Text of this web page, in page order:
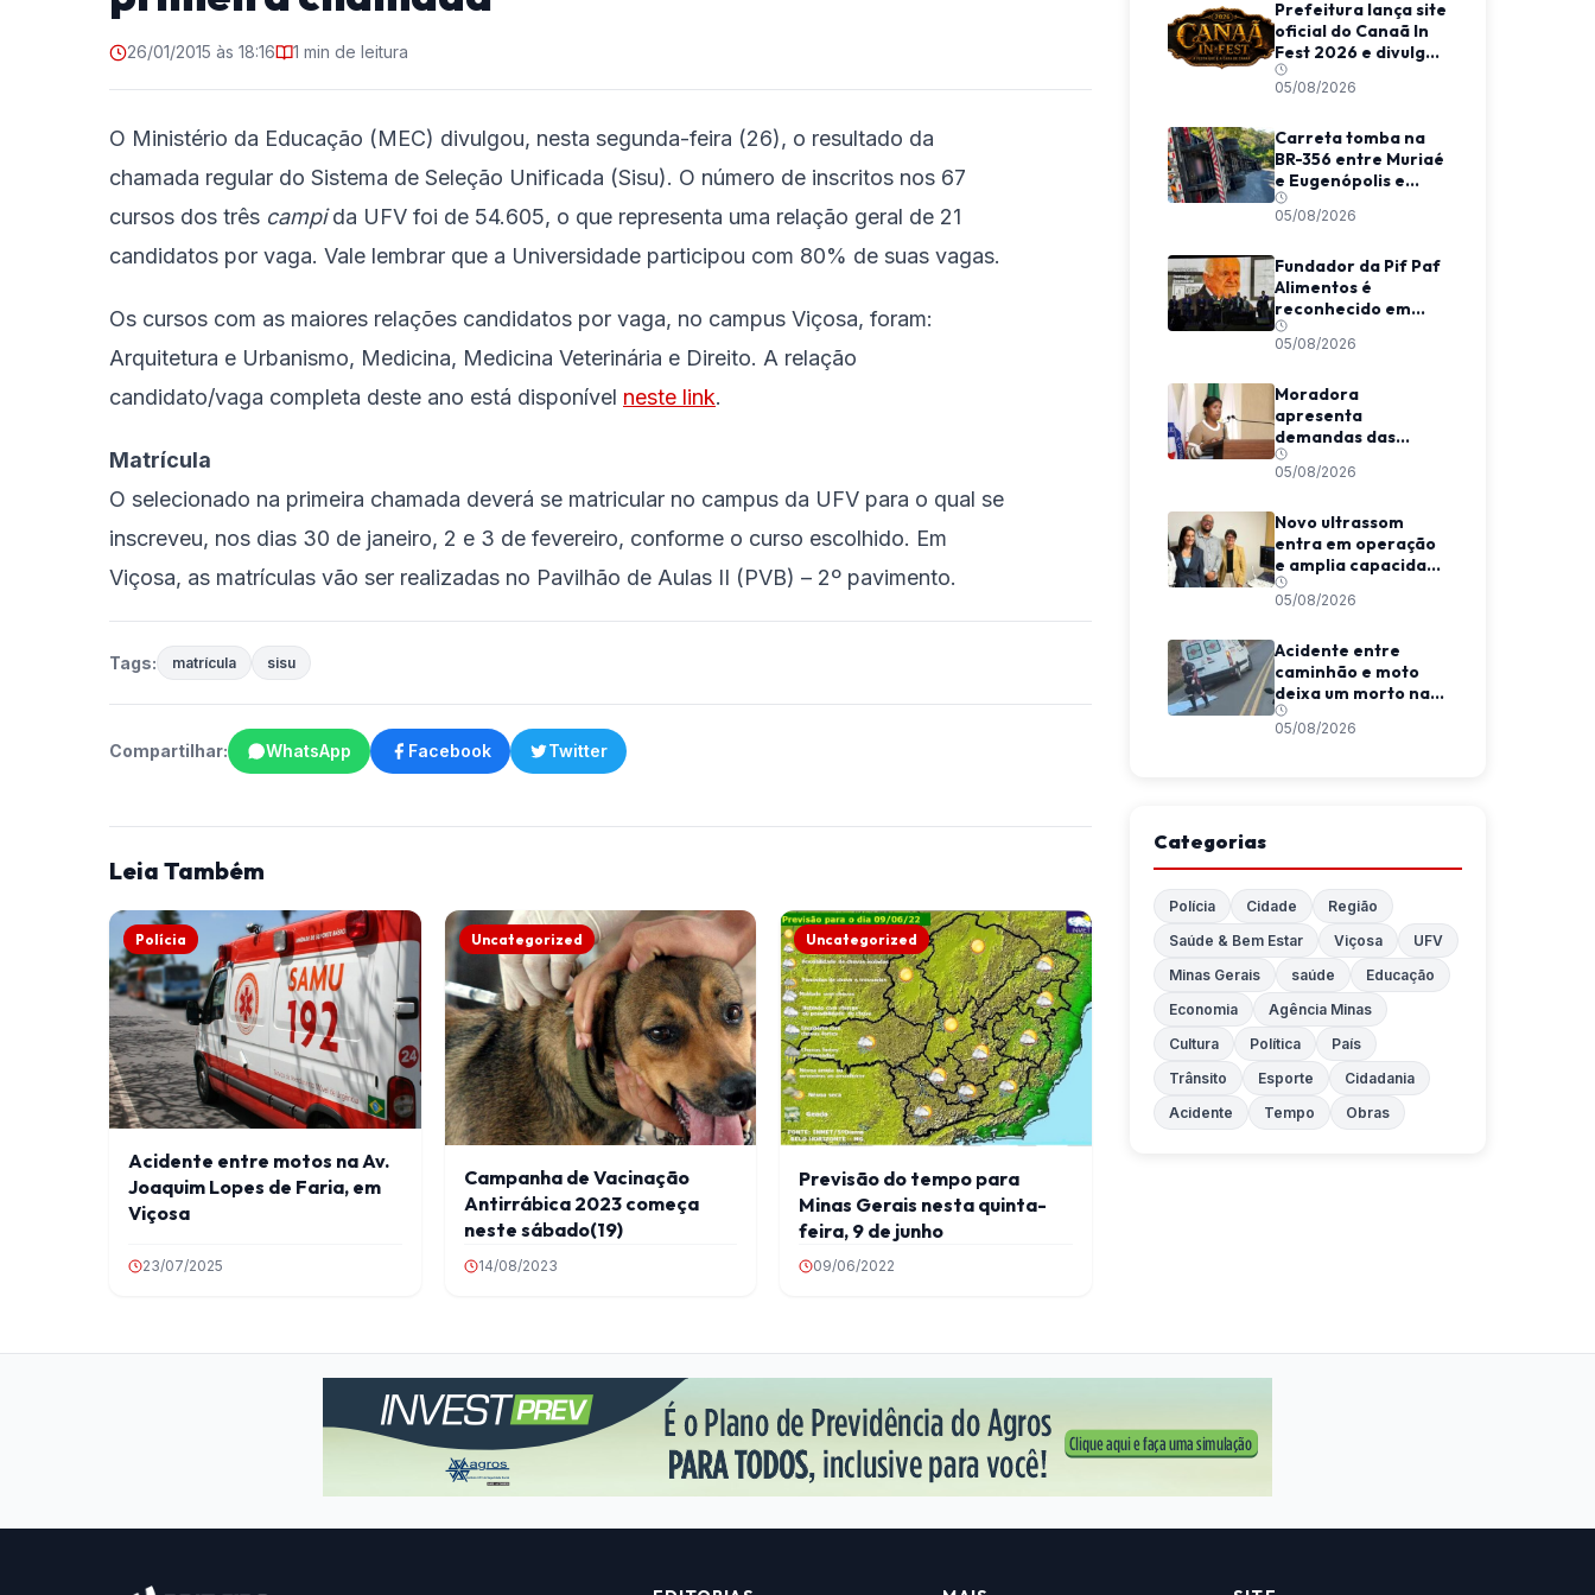
26/01/2015 às 18:16 1 min de leitura
O Ministério da Educação (MEC) divulgou, nesta segunda-feira (26), o resultado da
chamada regular do Sistema de Seleção Unificada (Sisu). O número de inscritos nos 67
cursos dos três campida UFV foi de 54.605, o que representa uma relação geral de 21
candidatos por vaga. Vale lembrar que a Universidade participou com 80% de suas vagas.
Os cursos com as maiores relações candidatos por vaga, no campus Viçosa, foram:
Arquitetura e Urbanismo, Medicina, Medicina Veterinária e Direito. A relação
candidato/vaga completa deste ano está disponível neste link.
Matrícula
O selecionado na primeira chamada deverá se matricular no campus da UFV para o qual se
inscreveu, nos dias 30 de janeiro, 2 e 3 de fevereiro, conforme o curso escolhido. Em
Viçosa, as matrículas vão ser realizadas no Pavilhão de Aulas II (PVB) – 2º pavimento.
Tags: matrícula sisu
Compartilhar: WhatsApp Facebook Twitter
Leia Também
Polícia
Acidente entre motos na Av.
Joaquim Lopes de Faria, em
Viçosa
23/07/2025
Uncategorized
Campanha de Vacinação
Antirrábica 2023 começa
neste sábado(19)
14/08/2023
Uncategorized
Previsão do tempo para
Minas Gerais nesta quinta-
feira, 9 de junho
09/06/2022
Prefeitura lança site
oficial do Canaã In
Fest 2026 e divulga
programação do
evento
05/08/2026
Carreta tomba na
BR-356 entre Muriaé
e Eugenópolis e
mobiliza equipes de
resgate
05/08/2026
Fundador da Pif Paf
Alimentos é
reconhecido em
evento nacional em
São Paulo
05/08/2026
Moradora
apresenta
demandas das
Coelhas em Tribuna
Livre na Câmara de
05/08/2026
Novo ultrassom
entra em operação
e amplia capacidade
diagnóstica em
Viçosa
05/08/2026
Acidente entre
caminhão e moto
deixa um morto na
MGC-120, entre
Coimbra e São
05/08/2026
Categorias
Polícia Cidade
Região
Saúde & Bem Estar
Viçosa
UFV
Minas Gerais
saúde
Educação
Economia
Agência Minas
Cultura
Política
País
Trânsito
Esporte
Cidadania
Acidente
Tempo Obras